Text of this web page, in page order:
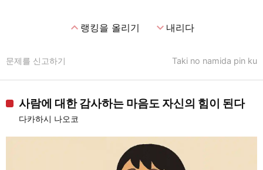
expand_less랭킹을 올리기 expand_more내리다
Taki no namida pin ku
문제를 신고하기
사람에 대한 감사하는 마음도 자신의 힘이 된다
다카하시 나오코